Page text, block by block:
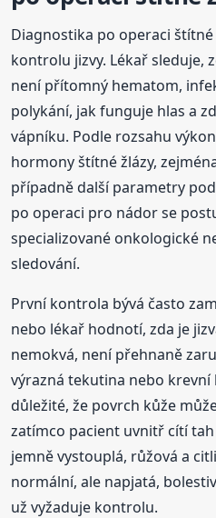
Diagnostika po operaci
kontrolu jizvy. Lékař sleduje,
není přítomný hematom,
polykání, jak funguje hlas a
vápníku. Podle rozsahu
hormony štítné žlázy,
případně další parametry
po operaci pro nádor se
specializované onkologické
sledování.
První kontrola bývá často
nebo lékař hodnotí, zda je
nemokvá, není přehnaně
výrazná tekutina nebo krevní
důležité, že povrch kůže
zatímco pacient uvnitř cítí
jemně vystouplá, růžová a
normální, ale napjatá,
už vyžaduje kontrolu.